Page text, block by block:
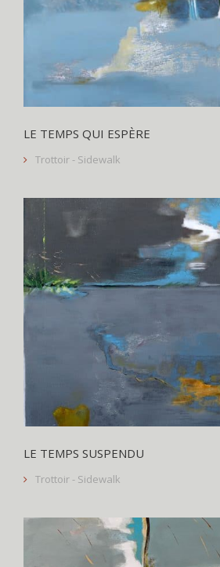
LE TEMPS QUI ESPÈRE
Trottoir - Sidewalk
LE TEMPS SUSPENDU
Trottoir - Sidewalk